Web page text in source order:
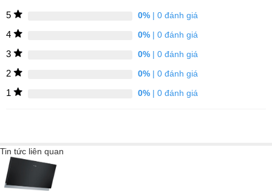
Bosch DFS067K51
Bảng điều khiển TouchControl giúp vận hành
máy dễ dàng
dàng sử dụng, có 3 tốc độ hút + chế độ hút tuần hoàn. Thao tác
sử dụng đơn giản dễ dàng chỉ cần kéo ra là máy hút mùi có hoạt
động hút sạch mùi hiệu quả.
5 0%| 0 đánh giá
4 0%| 0 đánh giá
3 0%| 0 đánh giá
2 0%| 0 đánh giá
1 0%| 0 đánh giá
Tin tức liên quan